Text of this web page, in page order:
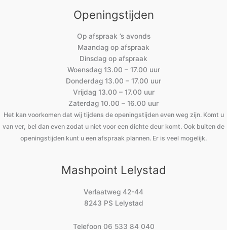
Openingstijden
Op afspraak ’s avonds
Maandag op afspraak
Dinsdag op afspraak
Woensdag 13.00 – 17.00 uur
Donderdag 13.00 – 17.00 uur
Vrijdag 13.00 – 17.00 uur
Zaterdag 10.00 – 16.00 uur
Het kan voorkomen dat wij tijdens de openingstijden even weg zijn. Komt u
van ver, bel dan even zodat u niet voor een dichte deur komt. Ook buiten de
openingstijden kunt u een afspraak plannen. Er is veel mogelijk.
Mashpoint Lelystad
Verlaatweg 42-44
8243 PS Lelystad
Telefoon 06 533 84 040